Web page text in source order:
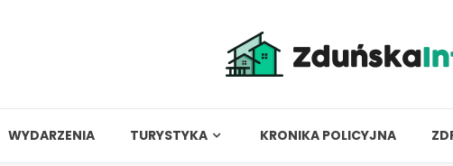
WYDARZENIA TURYSTYKA KRONIKA POLICYJNA